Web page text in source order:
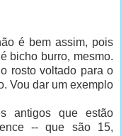
é bem assim, pois
bicho burro, mesmo.
rosto voltado para o
Vou dar um exemplo
antigos que estão
-- que são 15,